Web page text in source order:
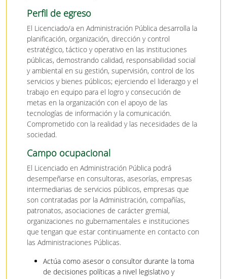
Perfil de egreso
El Licenciado/a en Administración Pública desarrolla la
planificación, organización, dirección y control
estratégico, táctico y operativo en las instituciones
públicas, demostrando calidad, responsabilidad social
y ambiental en su gestión, supervisión, control de los
servicios y bienes públicos; ejerciendo el liderazgo y el
trabajo en equipo para el logro y consecución de
metas en la organización con el apoyo de las
tecnologías de información y la comunicación.
Comprometido con la realidad y las necesidades de la
sociedad.
Campo ocupacional
El Licenciado en Administración Pública podrá
desempeñarse en consultoras, asesorías, empresas
intermediarias de servicios públicos, empresas que
son contratadas por la Administración, compañías,
patronatos, asociaciones de carácter gremial,
organizaciones no gubernamentales e instituciones
que tengan que estar continuamente en contacto con
las Administraciones Públicas.
Actúa como asesor o consultor durante la toma
de decisiones políticas a nivel legislativo y